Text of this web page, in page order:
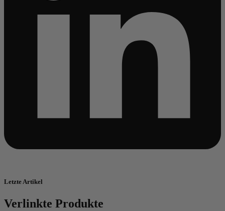
Letzte Artikel
Verlinkte Produkte